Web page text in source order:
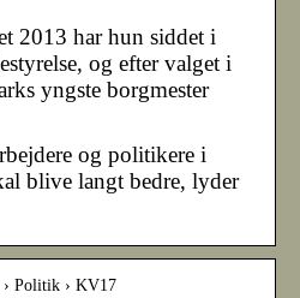
2013 har hun siddet i
og efter valget i
yngste borgmester
og politikere i
blive langt bedre, lyder
› Politik › KV17